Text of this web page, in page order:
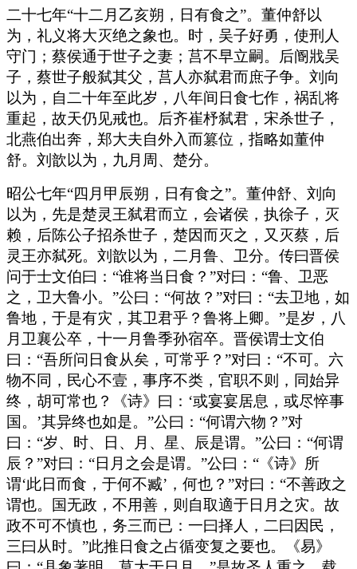
二十七年“十二月乙亥朔，日有食之”。董仲舒以
为，礼义将大灭绝之象也。时，吴子好勇，使刑人
守门；蔡侯通于世子之妻；莒不早立嗣。后阍戕吴
子，蔡世子般弑其父，莒人亦弑君而庶子争。刘向
以为，自二十年至此岁，八年间日食七作，祸乱将
重起，故天仍见戒也。后齐崔杼弑君，宋杀世子，
北燕伯出奔，郑大夫自外入而篡位，指略如董仲
舒。刘歆以为，九月周、楚分。
昭公七年“四月甲辰朔，日有食之”。董仲舒、刘向
以为，先是楚灵王弑君而立，会诸侯，执徐子，灭
赖，后陈公子招杀世子，楚因而灭之，又灭蔡，后
灵王亦弑死。刘歆以为，二月鲁、卫分。传曰晋侯
问于士文伯曰：“谁将当日食？”对曰：“鲁、卫恶
之，卫大鲁小。”公曰：“何故？”对曰：“去卫地，如
鲁地，于是有灾，其卫君乎？鲁将上卿。”是岁，八
月卫襄公卒，十一月鲁季孙宿卒。晋侯谓士文伯
曰：“吾所问日食从矣，可常乎？”对曰：“不可。六
物不同，民心不壹，事序不类，官职不则，同始异
终，胡可常也？《诗》曰：‘或宴宴居息，或尽悴事
国。’其异终也如是。”公曰：“何谓六物？”对
曰：“岁、时、日、月、星、辰是谓。”公曰：“何谓
辰？”对曰：“日月之会是谓。”公曰：“《诗》所
谓‘此日而食，于何不臧’，何也？”对曰：“不善政之
谓也。国无政，不用善，则自取適于日月之灾。故
政不可不慎也，务三而已：一曰择人，二曰因民，
三曰从时。”此推日食之占循变复之要也。《易》